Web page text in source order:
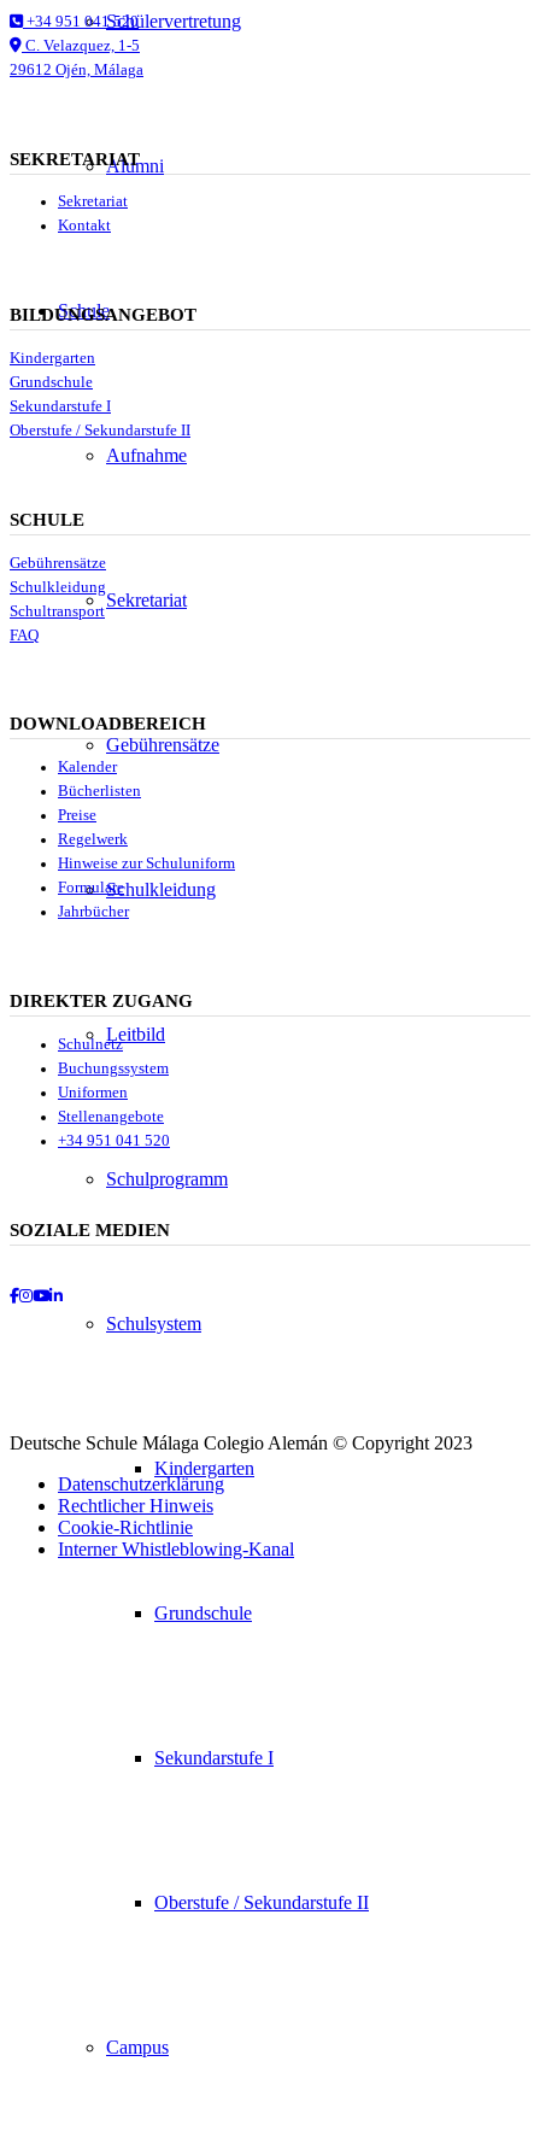
Schülervertretung
Alumni
Schule
Aufnahme
Sekretariat
Gebührensätze
Schulkleidung
Leitbild
Schulprogramm
Schulsystem
Kindergarten
Grundschule
Sekundarstufe I
Oberstufe / Sekundarstufe II
Campus
+34 951 041 520
C. Velazquez, 1-5
29612 Ojén, Málaga
SEKRETARIAT
Sekretariat
Kontakt
BILDUNGSANGEBOT
Kindergarten
Grundschule
Sekundarstufe I
Oberstufe / Sekundarstufe II
SCHULE
Gebührensätze
Schulkleidung
Schultransport
FAQ
DOWNLOADBEREICH
Kalender
Bücherlisten
Preise
Regelwerk
Hinweise zur Schuluniform
Formulare
Jahrbücher
DIREKTER ZUGANG
Schulnetz
Buchungssystem
Uniformen
Stellenangebote
+34 951 041 520
SOZIALE MEDIEN
Youtube
LinkedIn
Deutsche Schule Málaga Colegio Alemán © Copyright 2023
Datenschutzerklärung
Rechtlicher Hinweis
Cookie-Richtlinie
Interner Whistleblowing-Kanal